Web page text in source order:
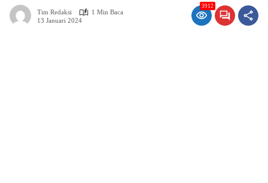
Tim Redaksi
1 Min Baca
13 Januari 2024
3912